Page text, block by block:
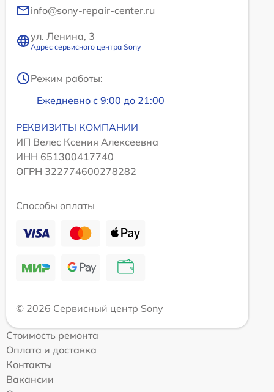
info@sony-repair-center.ru
ул. Ленина, 3
Адрес сервисного центра Sony
Режим работы:
Ежедневно с 9:00 до 21:00
РЕКВИЗИТЫ КОМПАНИИ
ИП Велес Ксения Алексеевна
ИНН 651300417740
ОГРН 322774600278282
Способы оплаты
© 2026 Сервисный центр Sony
Стоимость ремонта
Оплата и доставка
Контакты
Вакансии